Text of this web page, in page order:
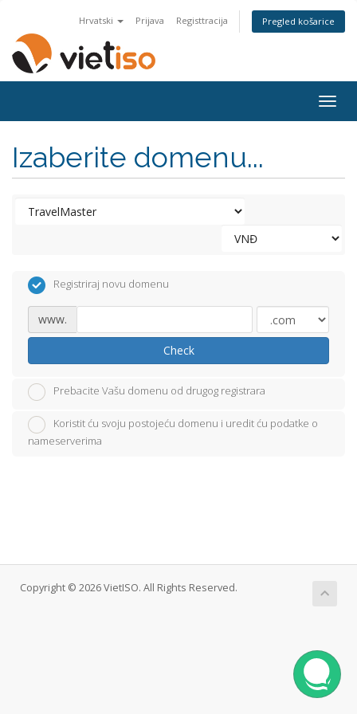
Hrvatski Prijava Registtracija Pregled košarice
Izaberite domenu...
Registriraj novu domenu
www.
Check
Prebacite Vašu domenu od drugog registrara
Koristit ću svoju postojeću domenu i uredit ću podatke o
nameserverima
Copyright © 2026 VietISO. All Rights Reserved.